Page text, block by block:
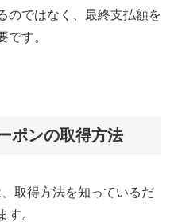
のではなく、最終支払額を
です。
ポンの取得方法
取得方法を知っているだ
す。